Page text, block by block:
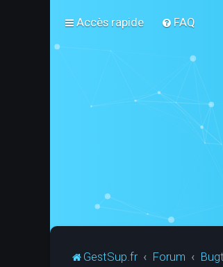
Accès rapide FAQ
GestSup.fr Forum